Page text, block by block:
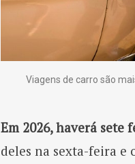
Viagens de carro são
Em 2026, haverá sete
deles na sexta-feira e